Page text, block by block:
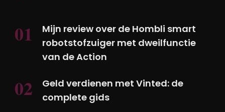
Mijn review over de Hombli smart
robotstofzuiger met dweilfunctie
van de Action
Geld verdienen met Vinted: de
complete gids